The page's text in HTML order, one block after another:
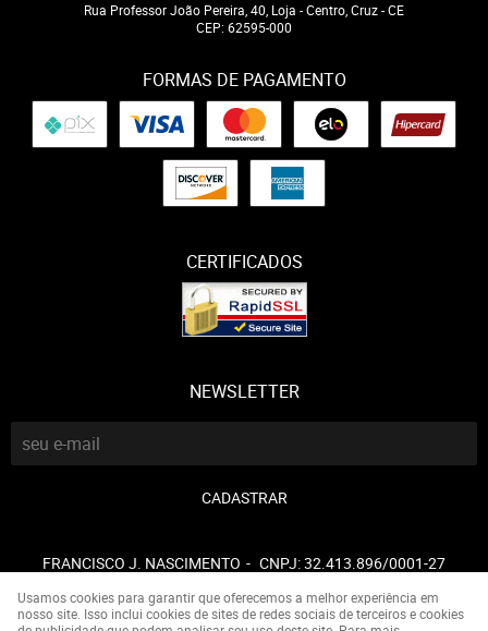
Rua Professor João Pereira, 40, Loja -Centro, Cruz-CE
CEP: 62595-000
FORMAS DE PAGAMENTO
CERTIFICADOS
NEWSLETTER
CADASTRAR
FRANCISCO J. NASCIMENTO CNPJ: 32.413.896/0001-27
Usamos cookies para garantir que oferecemos a melhor experiência em
nosso site. Isso inclui cookies de sites de redes sociais de terceiros e cookies